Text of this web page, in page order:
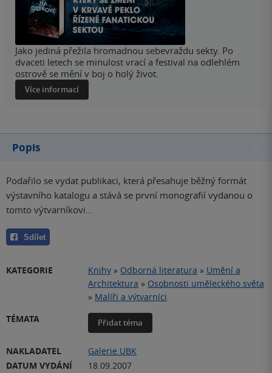
Jako jediná přežila hromadnou sebevraždu sekty. Po
dvaceti letech se minulost vrací a festival na odlehlém
ostrově se mění v boj o holý život.
Více informací
Popis
Podařilo se vydat publikaci, která přesahuje běžný formát
výstavního katalogu a stává se první monografií vydanou o
tomto výtvarníkovi...
Sdílet
KATEGORIE Knihy » Odborná literatura » Umění a
Architektura » Osobnosti uměleckého světa
» Malíři a výtvarníci
TÉMATA
Přidat téma
NAKLADATEL
Galerie UBK
DATUM VYDÁNÍ
18.09.2007